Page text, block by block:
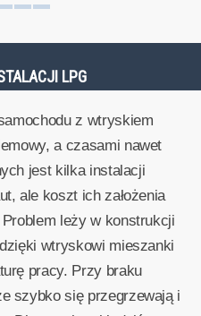
LPG
z wtryskiem
a czasami nawet
jest kilka instalacji
ale koszt ich założenia
leży w konstrukcji
wtryskowi mieszanki
pracy. Przy braku
szybko się przegrzewają i